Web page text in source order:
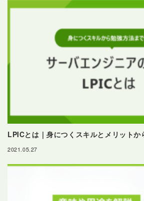
LPICとは｜身につくスキルとメリットか
2021.05.27